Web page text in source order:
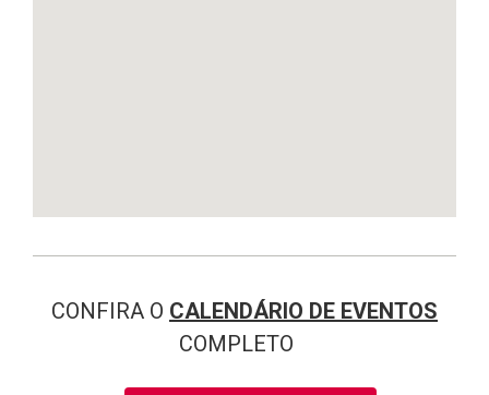
CONFIRA O CALENDÁRIO DE EVENTOS
COMPLETO